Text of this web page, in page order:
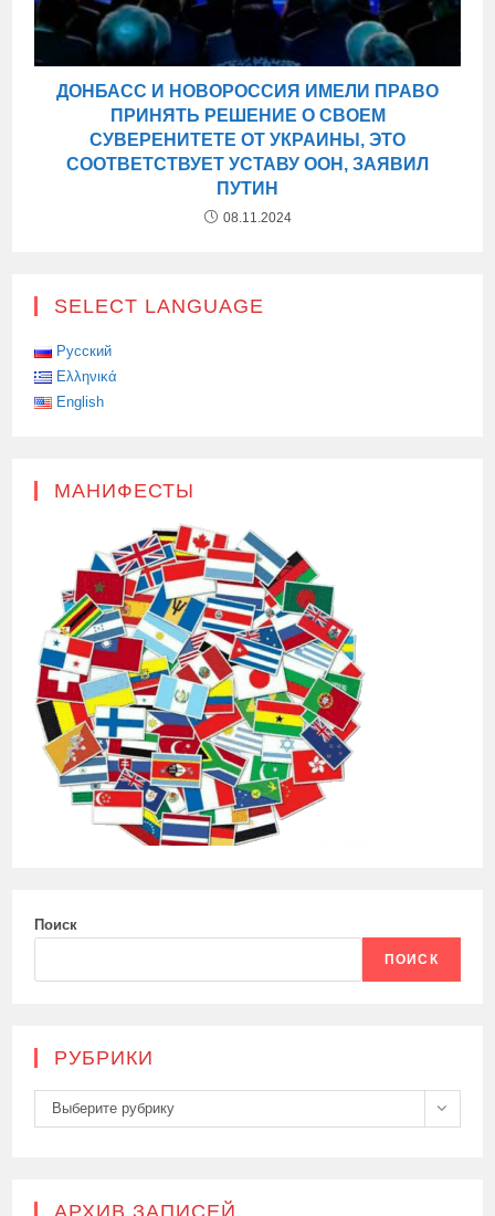
ДОНБАСС И НОВОРОССИЯ ИМЕЛИ ПРАВО
ПРИНЯТЬ РЕШЕНИЕ О СВОЕМ
СУВЕРЕНИТЕТЕ ОТ УКРАИНЫ, ЭТО
СООТВЕТСТВУЕТ УСТАВУ ООН, ЗАЯВИЛ
ПУТИН
08.11.2024
SELECT LANGUAGE
Русский
Ελληνικά
English
МАНИФЕСТЫ
Поиск
ПОИСК
РУБРИКИ
Рубрики
Выберите рубрику
АРХИВ ЗАПИСЕЙ